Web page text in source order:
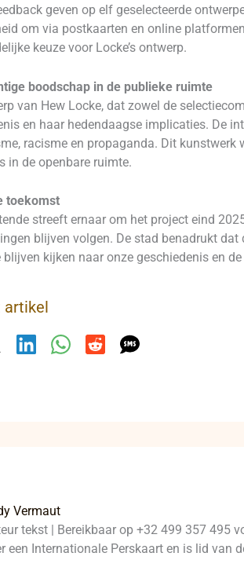
geven op elf geselecteerde
om via postkaarten en online
keuze voor Locke’s ontwerp.
boodschap in de publieke ruimte
van Hew Locke, dat zowel de
en haar hedendaagse implicaties. De
racisme en propaganda. Dit
in de openbare ruimte.
toekomst
streeft ernaar om het project eind
blijven volgen. De stad benadrukt
blijven kijken naar onze geschiedenis en
artikel
Vermaut
tekst | Bereikbaar op +32 499 357 495
een Internationale Perskaart en is lid van